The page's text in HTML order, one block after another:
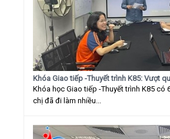
Khóa Giao tiếp -Thuyết trình K85: Vượt
Khóa học Giao tiếp -Thuyết trình K85 có
chị đã đi làm nhiều...